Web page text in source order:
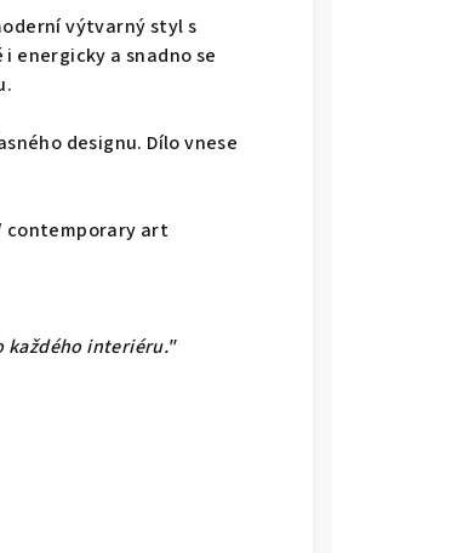
výtvarný styl s
energicky a snadno se
designu. Dílo vnese
contemporary art
každého interiéru."